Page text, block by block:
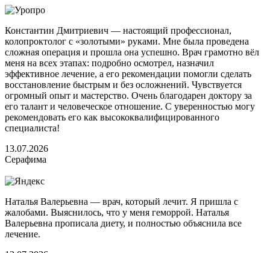
Константин Дмитриевич — настоящий профессионал,
колопроктолог с «золотыми» руками. Мне была проведена
сложная операция и прошла она успешно. Врач грамотно вёл
меня на всех этапах: подробно осмотрел, назначил
эффективное лечение, а его рекомендации помогли сделать
восстановление быстрым и без осложнений. Чувствуется
огромный опыт и мастерство. Очень благодарен доктору за
его талант и человеческое отношение. С уверенностью могу
рекомендовать его как высококвалифицированного
специалиста!
13.07.2026
Серафима
Наталья Валерьевна — врач, который лечит. Я пришла с
жалобами. Выяснилось, что у меня геморрой. Наталья
Валерьевна прописала диету, и полностью объяснила все
лечение.